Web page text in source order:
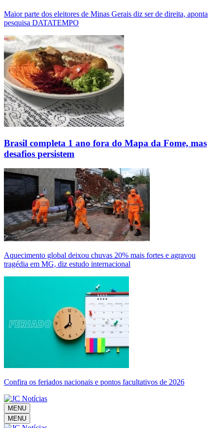
Maior parte dos eleitores de Minas Gerais diz ser de direita, aponta
pesquisa DATATEMPO
Brasil completa 1 ano fora do Mapa da Fome, mas
desafios persistem
Aquecimento global deixou chuvas 20% mais fortes e agravou
tragédia em MG, diz estudo internacional
Confira os feriados nacionais e pontos facultativos de 2026
MENU
MENU